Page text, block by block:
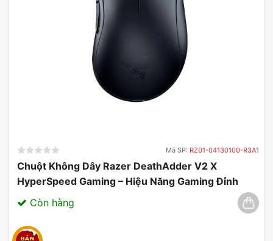
Mã SP: RZ01-04130100-R3A1
Chuột Không Dây Razer DeathAdder V2 X
HyperSpeed Gaming – Hiệu Năng Gaming Đỉnh
Cao 03/2025
Còn hàng